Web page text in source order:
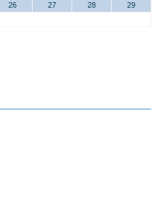
26 27 28
29